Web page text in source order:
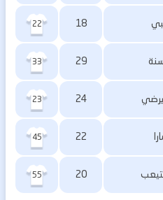
18
22
29
33
24
23
22
45
20
55